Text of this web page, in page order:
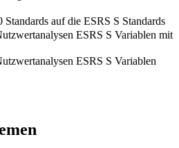
der GRI 400 Standards bei den
auf die ESRS S Standards
ESRS S Variablen mit
ESRS S Variablen